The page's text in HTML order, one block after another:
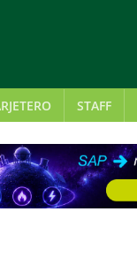
STAFF